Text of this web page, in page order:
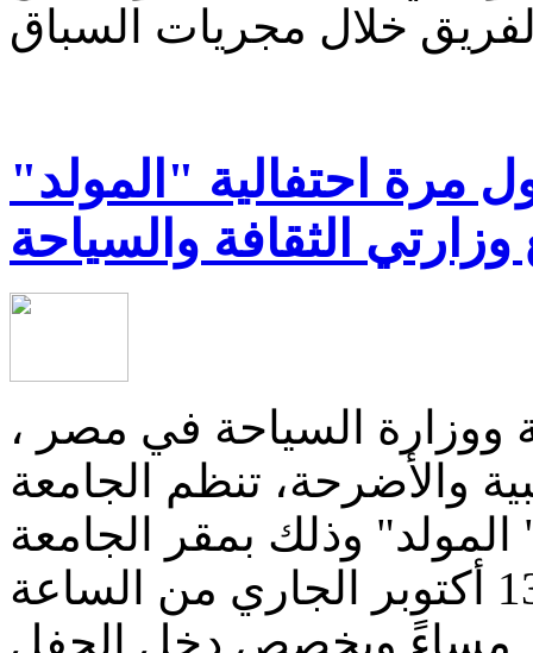
مرة احتفالية "المولد"
وزارتي الثقافة والسياحة
ووزارة السياحة في مصر ،
والأضرحة، تنظم الجامعة
المولد" وذلك بمقر الجامعة
في القاهرة الجديدة يوم 13 أكتوبر الجاري من الساعة
مساءً ويخصص دخل الحفل